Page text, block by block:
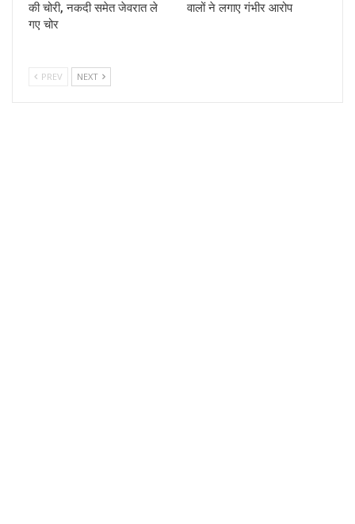
की चोरी, नकदी समेत जेवरात ले
गए चोर
वालों ने लगाए गंभीर आरोप
PREV NEXT